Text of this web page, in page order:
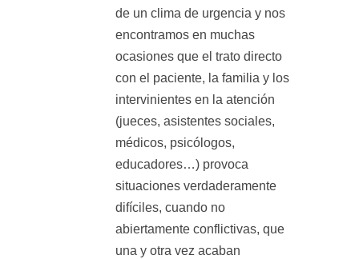
de un clima de urgencia y nos
encontramos en muchas
ocasiones que el trato directo
con el paciente, la familia y los
intervinientes en la atención
(jueces, asistentes sociales,
médicos, psicólogos,
educadores…) provoca
situaciones verdaderamente
difíciles, cuando no
abiertamente conflictivas, que
una y otra vez acaban